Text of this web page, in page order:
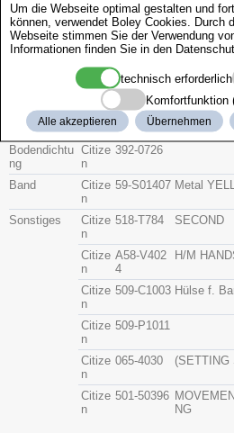
Gruppe HerstellerTeile-Nr.
Citize
n
54-003454
G
Krone
Citize
n
506-A566
C
Bodendichtu
ng
Citize
n
392-0726
Band
Citize
n
59-S01407 Metal
Sonstiges
Citize
n
518-T784 SECOND
Citize
n
A58-V402
4
H/M
Citize
n
509-C1003 Hülse f.
Citize
n
509-P1011
Citize
n
065-4030 (SETTING
Citize
n
501-50396
NG
Um die Webseite optimal gestalten und
können, verwendet Boley Cookies. Durch
Webseite stimmen Sie der Verwendung
Informationen finden Sie in den
technisch erforderlich
Komfortfunktion
Alle akzeptieren Übernehmen